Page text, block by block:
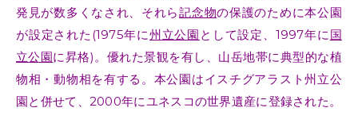
発見が数多くなされ、それら記念物の保護のために本公園
が設定された(1975年に州立公園 として設定、1997年に国
立公園に昇格)。優れた景観を有し、山岳地帯に典型的な植
物相・動物相を有する。本公園はイスチグアラスト州立公
園と併せて、2000年にユネスコの世界遺産に登録された。